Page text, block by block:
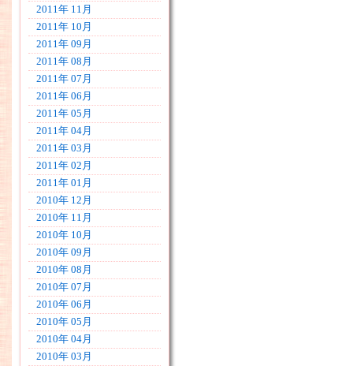
2011年 11月
2011年 10月
2011年 09月
2011年 08月
2011年 07月
2011年 06月
2011年 05月
2011年 04月
2011年 03月
2011年 02月
2011年 01月
2010年 12月
2010年 11月
2010年 10月
2010年 09月
2010年 08月
2010年 07月
2010年 06月
2010年 05月
2010年 04月
2010年 03月